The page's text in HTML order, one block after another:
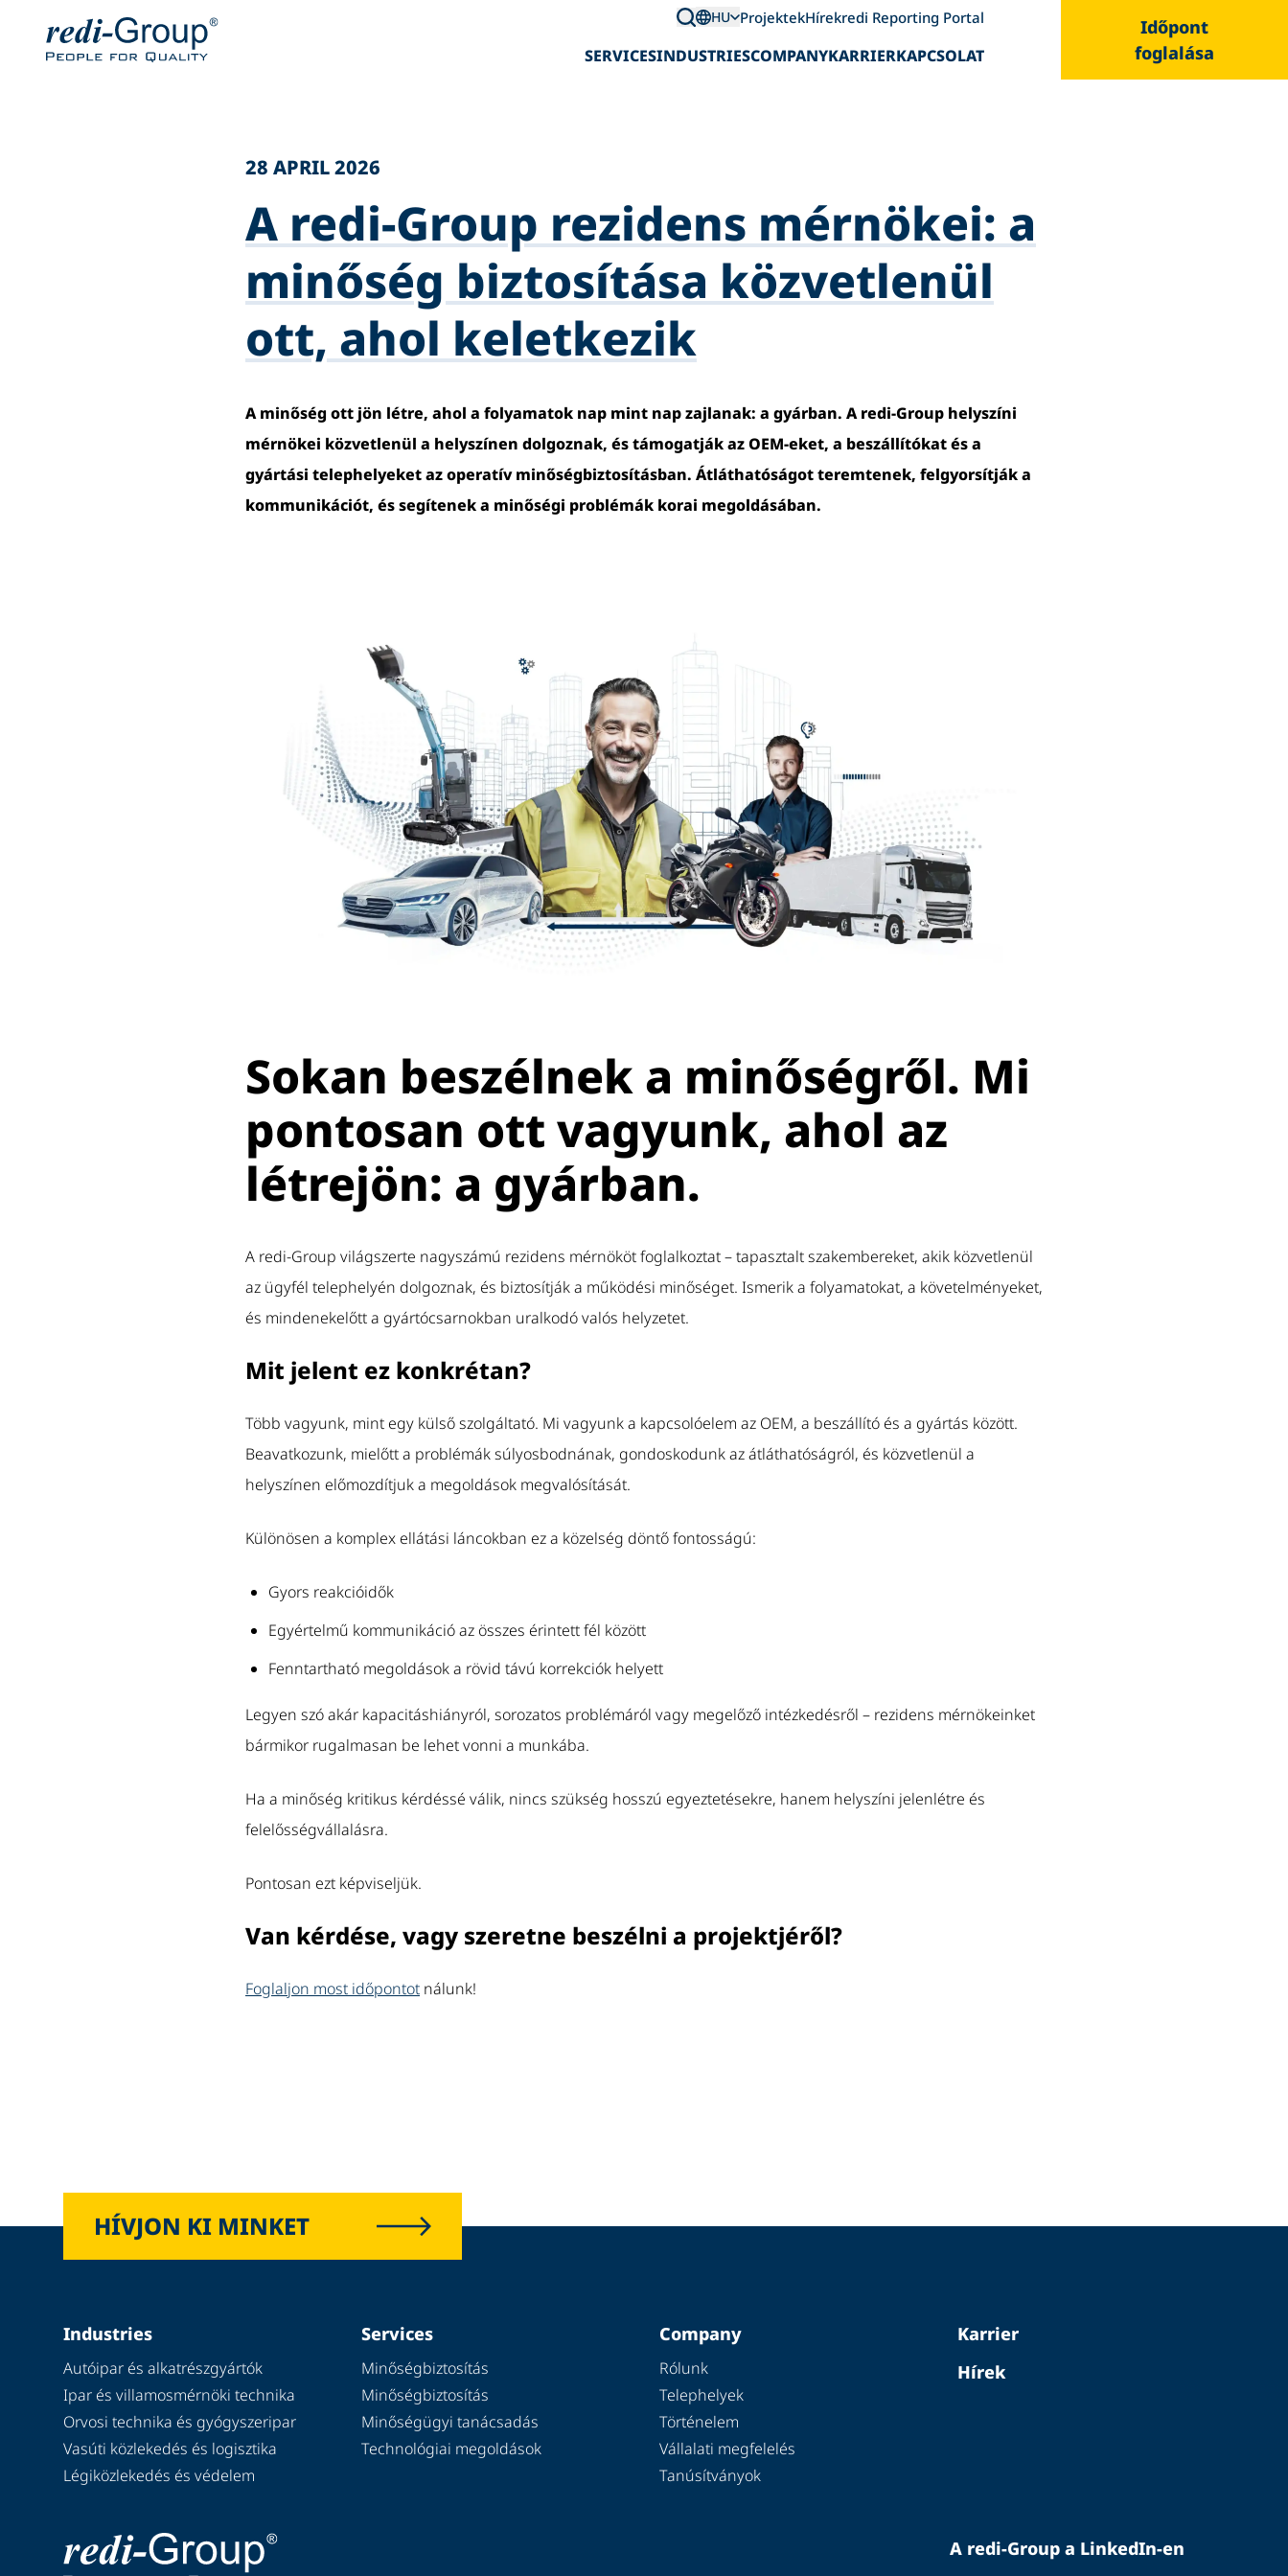
HU ProjektekHírekredi Reporting Portal
SERVICESINDUSTRIESCOMPANYKARRIERKAPCSOLAT
Időpont
foglalása
28 APRIL 2026
A redi-Group rezidens mérnökei: a
minőség biztosítása közvetlenül
ott, ahol keletkezik
A minőség ott jön létre, ahol a folyamatok nap mint nap zajlanak: a gyárban. A redi-Group helyszíni
mérnökei közvetlenül a helyszínen dolgoznak, és támogatják az OEM-eket, a beszállítókat és a
gyártási telephelyeket az operatív minőségbiztosításban. Átláthatóságot teremtenek, felgyorsítják a
kommunikációt, és segítenek a minőségi problémák korai megoldásában.
Sokan beszélnek a minőségről. Mi
pontosan ott vagyunk, ahol az
létrejön: a gyárban.
A redi-Group világszerte nagyszámú rezidens mérnököt foglalkoztat – tapasztalt szakembereket, akik közvetlenül
az ügyfél telephelyén dolgoznak, és biztosítják a működési minőséget. Ismerik a folyamatokat, a követelményeket,
és mindenekelőtt a gyártócsarnokban uralkodó valós helyzetet.
Mit jelent ez konkrétan?
Több vagyunk, mint egy külső szolgáltató. Mi vagyunk a kapcsolóelem az OEM, a beszállító és a gyártás között.
Beavatkozunk, mielőtt a problémák súlyosbodnának, gondoskodunk az átláthatóságról, és közvetlenül a
helyszínen előmozdítjuk a megoldások megvalósítását.
Különösen a komplex ellátási láncokban ez a közelség döntő fontosságú:
Gyors reakcióidők
Egyértelmű kommunikáció az összes érintett fél között
Fenntartható megoldások a rövid távú korrekciók helyett
Legyen szó akár kapacitáshiányról, sorozatos problémáról vagy megelőző intézkedésről – rezidens mérnökeinket
bármikor rugalmasan be lehet vonni a munkába.
Ha a minőség kritikus kérdéssé válik, nincs szükség hosszú egyeztetésekre, hanem helyszíni jelenlétre és
felelősségvállalásra.
Pontosan ezt képviseljük.
Van kérdése, vagy szeretne beszélni a projektjéről?
Foglaljon most időpontot nálunk!
HÍVJON KI MINKET
Industries
Autóipar és alkatrészgyártók
Ipar és villamosmérnöki technika
Orvosi technika és gyógyszeripar
Vasúti közlekedés és logisztika
Légiközlekedés és védelem
Services
Minőségbiztosítás
Minőségbiztosítás
Minőségügyi tanácsadás
Technológiai megoldások
Company
Rólunk
Telephelyek
Történelem
Vállalati megfelelés
Tanúsítványok
Karrier
Hírek
A redi-Group a LinkedIn-en